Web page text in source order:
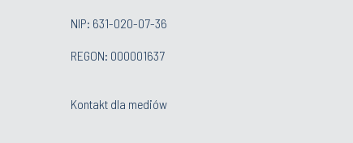
NIP: 631-020-07-36
REGON: 000001637
Kontakt dla mediów